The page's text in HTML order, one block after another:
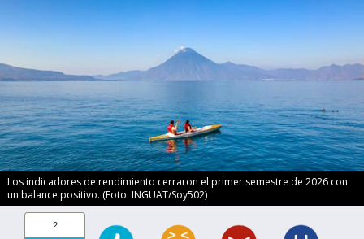
Los indicadores de rendimiento cerraron el primer semestre de 2026 con
un balance positivo. (Foto: INGUAT/Soy502)
2